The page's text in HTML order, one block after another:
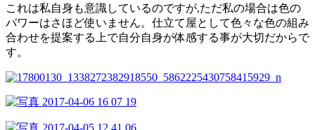
これは私自身も意識しているのですが,ただ私の場合は色の
パワーはさほど使いません。仕立て屋として色々な色の組み
合わせを提案する上で自分自身が体感する事が大切だからで
す。